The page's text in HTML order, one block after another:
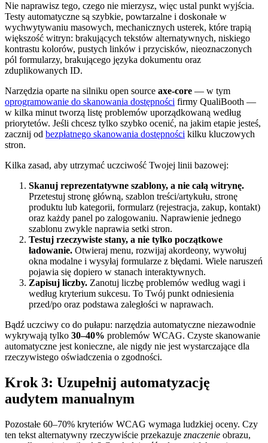
Nie naprawisz tego, czego nie mierzysz, więc ustal punkt wyjścia.
Testy automatyczne są szybkie, powtarzalne i doskonałe w
wychwytywaniu masowych, mechanicznych usterek, które trapią
większość witryn: brakujących tekstów alternatywnych, niskiego
kontrastu kolorów, pustych linków i przycisków, nieoznaczonych
pól formularzy, brakującego języka dokumentu oraz
zduplikowanych ID.
Narzędzia oparte na silniku open source axe-core — w tym
oprogramowanie do skanowania dostępności firmy QualiBooth —
w kilka minut tworzą listę problemów uporządkowaną według
priorytetów. Jeśli chcesz tylko szybko ocenić, na jakim etapie jesteś,
zacznij od bezpłatnego skanowania dostępności kilku kluczowych
stron.
Kilka zasad, aby utrzymać uczciwość Twojej linii bazowej:
Skanuj reprezentatywne szablony, a nie całą witrynę.
Przetestuj stronę główną, szablon treści/artykułu, stronę
produktu lub kategorii, formularz (rejestracja, zakup, kontakt)
oraz każdy panel po zalogowaniu. Naprawienie jednego
szablonu zwykle naprawia setki stron.
Testuj rzeczywiste stany, a nie tylko początkowe
ładowanie. Otwieraj menu, rozwijaj akordeony, wywołuj
okna modalne i wysyłaj formularze z błędami. Wiele naruszeń
pojawia się dopiero w stanach interaktywnych.
Zapisuj liczby. Zanotuj liczbę problemów według wagi i
według kryterium sukcesu. To Twój punkt odniesienia
przed/po oraz podstawa zaległości w naprawach.
Bądź uczciwy co do pułapu: narzędzia automatyczne niezawodnie
wykrywają tylko 30–40% problemów WCAG. Czyste skanowanie
automatyczne jest konieczne, ale nigdy nie jest wystarczające dla
rzeczywistego oświadczenia o zgodności.
Krok 3: Uzupełnij automatyzację
audytem manualnym
Pozostałe 60–70% kryteriów WCAG wymaga ludzkiej oceny. Czy
ten tekst alternatywny rzeczywiście przekazuje znaczenie obrazu,